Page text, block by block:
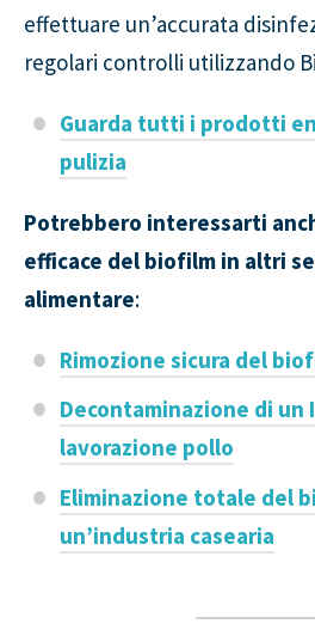
effettuare un’accurata
regolari controlli utilizzando
Guarda tutti i prodotti
pulizia
Potrebbero interessarti
efficace del biofilm in altri
alimentare:
Rimozione sicura del
Decontaminazione di un
lavorazione pollo
Eliminazione totale del
un’industria casearia